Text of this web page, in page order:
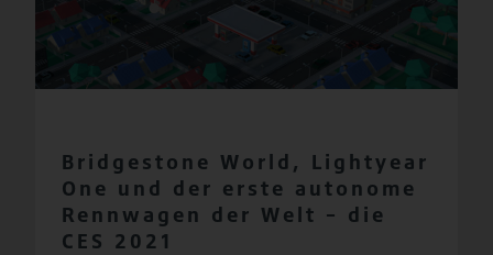
Bridgestone World, Lightyear
One und der erste autonome
Rennwagen der Welt – die
CES 2021